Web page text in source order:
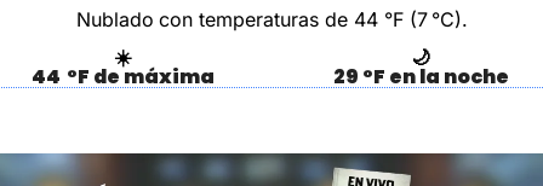
Nublado con temperaturas de 44 °F (7 °C).
☀️
44  °F de máxima
🌙
29 °F en la noche